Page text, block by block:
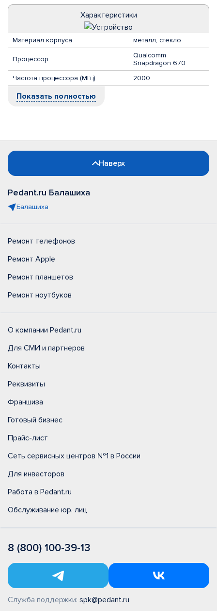
Характеристики
Материал корпуса металл, стекло
Процессор
Qualcomm
Snapdragon 670
Частота процессора (МГц)
2000
Показать полностью
Наверх
Pedant.ru Балашиха
Балашиха
Ремонт телефонов
Ремонт Apple
Ремонт планшетов
Ремонт ноутбуков
О компании Pedant.ru
Для СМИ и партнеров
Контакты
Реквизиты
Франшиза
Готовый бизнес
Прайс-лист
Сеть сервисных центров №1 в России
Для инвесторов
Работа в Pedant.ru
Обслуживание юр. лиц
8 (800) 100-39-13
Служба поддержки: spk@pedant.ru